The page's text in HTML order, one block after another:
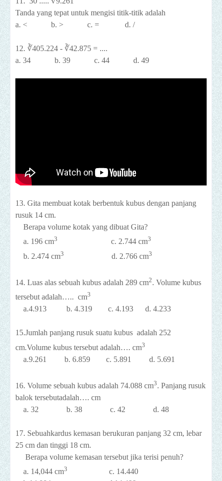
Tanda yang tepat untuk mengisi titik-titik adalah
a. <
b. > c. = d. /
12. ∛405.224 - ∛42.875 = ....
a. 34
b. 39 c. 44 d. 49
13. Gita membuat kotak berbentuk kubus dengan panjang
rusuk 14 cm.
Berapa volume kotak yang dibuat Gita?
a. 196 cm3 c. 2.744 cm3
b. 2.474 cm3 d. 2.766 cm3
14. Luas alas sebuah kubus adalah 289 cm2. Volume kubus
tersebut adalah….. cm3
a.4.913 b. 4.319 c. 4.193 d. 4.233
15.Jumlah panjang rusuk suatu kubus adalah 252
cm.Volume kubus tersebut adalah…. cm3
a.9.261 b. 6.859 c. 5.891 d. 5.691
16. Volume sebuah kubus adalah 74.088 cm3. Panjang rusuk
balok tersebutadalah…. cm
a. 32 b. 38 c. 42 d. 48
17. Sebuahkardus kemasan berukuran panjang 32 cm, lebar
25 cm dan tinggi 18 cm.
Berapa volume kemasan tersebut jika terisi penuh?
a. 14,044 cm3
c. 14.440